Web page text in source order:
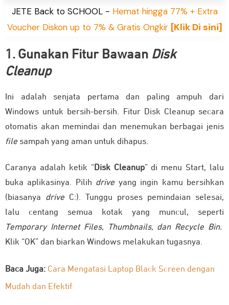
JETE Back to SCHOOL - Hemat hingga 77% + Extra
Voucher Diskon up to 7% & Gratis Ongkir [Klik Di sini]
1. Gunakan Fitur Bawaan Disk
Cleanup
Ini adalah senjata pertama dan paling ampuh dari
Windows untuk bersih-bersih. Fitur Disk Cleanup secara
otomatis akan memindai dan menemukan berbagai jenis
file sampah yang aman untuk dihapus.
Caranya adalah ketik “Disk Cleanup” di menu Start, lalu
buka aplikasinya. Pilih drive yang ingin kamu bersihkan
(biasanya drive C:). Tunggu proses pemindaian selesai,
lalu centang semua kotak yang muncul, seperti
Temporary Internet Files, Thumbnails, dan Recycle Bin.
Klik “OK” dan biarkan Windows melakukan tugasnya.
Baca Juga: Cara Mengatasi Laptop Black Screen dengan
Mudah dan Efektif